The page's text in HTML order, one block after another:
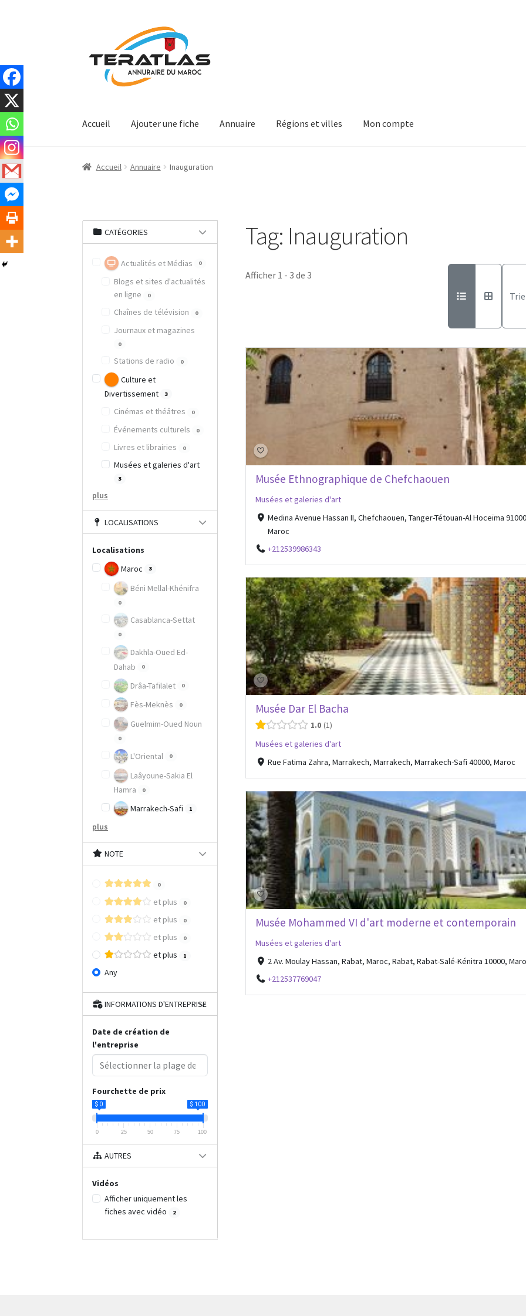
la
navigation
contenu
Accueil Ajouter une fiche Annuaire Régions et villes Mon compte
Accueil Annuaire Inauguration
Tag: Inauguration
Afficher 1 - 3 de 3
Musée Ethnographique de Chefchaouen
Musées et galeries d'art
Medina Avenue Hassan II, Chefchaouen, Tanger-Tétouan-Al Hoceïma
Maroc
+212539986343
Musée Dar El Bacha
1.0 1
Musées et galeries d'art
Rue Fatima Zahra, Marrakech, Marrakech, Marrakech-Safi 40000, Maroc
Musée Mohammed VI d'art moderne et contemporain
Musées et galeries d'art
2 Av. Moulay Hassan, Rabat, Maroc, Rabat, Rabat-Salé-Kénitra 10000,
+212537769047
CATÉGORIES
Actualités et Médias 0
Blogs et sites d'actualités
en ligne
0
Chaînes de télévision 0
Journaux et magazines
0
Stations de radio 0
Culture et
Divertissement
3
Cinémas et théâtres 0
Événements culturels 0
Livres et librairies 0
Musées et galeries d'art
3
plus
LOCALISATIONS
Localisations
Maroc
3
Béni Mellal-Khénifra
0
Casablanca-Settat
0
Dakhla-Oued Ed-
Dahab
0
Drâa-Tafilalet 0
Fès-Meknès 0
Guelmim-Oued Noun
0
L'Oriental 0
Laâyoune-Sakia El
Hamra
0
Marrakech-Safi 1
plus
NOTE
0
et plus 0
et plus 0
et plus 0
et plus 1
Any
INFORMATIONS D'ENTREPRISE
Date de création de
l'entreprise
Fourchette de prix
$ 0 $ 100
0 25 50 75 100
AUTRES
Vidéos
Afficher uniquement les
fiches avec vidéo
2